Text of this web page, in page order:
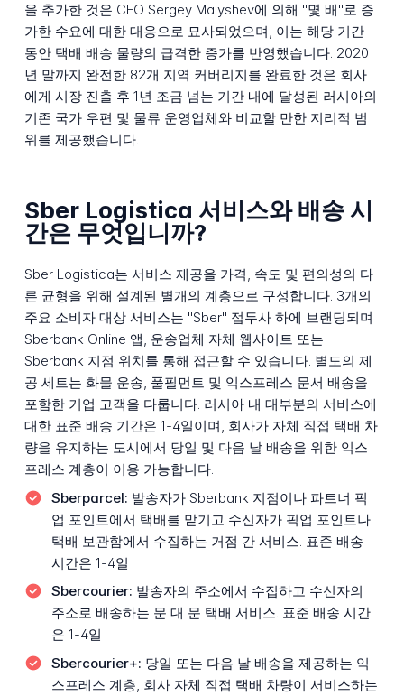
을 추가한 것은 CEO Sergey Malyshev에 의해 "몇 배"로 증
가한 수요에 대한 대응으로 묘사되었으며, 이는 해당 기간
동안 택배 배송 물량의 급격한 증가를 반영했습니다. 2020
년 말까지 완전한 82개 지역 커버리지를 완료한 것은 회사
에게 시장 진출 후 1년 조금 넘는 기간 내에 달성된 러시아의
기존 국가 우편 및 물류 운영업체와 비교할 만한 지리적 범
위를 제공했습니다.
Sber Logistica 서비스와 배송 시
간은 무엇입니까?
Sber Logistica는 서비스 제공을 가격, 속도 및 편의성의 다
른 균형을 위해 설계된 별개의 계층으로 구성합니다. 3개의
주요 소비자 대상 서비스는 "Sber" 접두사 하에 브랜딩되며
Sberbank Online 앱, 운송업체 자체 웹사이트 또는
Sberbank 지점 위치를 통해 접근할 수 있습니다. 별도의 제
공 세트는 화물 운송, 풀필먼트 및 익스프레스 문서 배송을
포함한 기업 고객을 다룹니다. 러시아 내 대부분의 서비스에
대한 표준 배송 기간은 1-4일이며, 회사가 자체 직접 택배 차
량을 유지하는 도시에서 당일 및 다음 날 배송을 위한 익스
프레스 계층이 이용 가능합니다.
Sberparcel: 발송자가 Sberbank 지점이나 파트너 픽
업 포인트에서 택배를 맡기고 수신자가 픽업 포인트나
택배 보관함에서 수집하는 거점 간 서비스. 표준 배송
시간은 1-4일
Sbercourier: 발송자의 주소에서 수집하고 수신자의
주소로 배송하는 문 대 문 택배 서비스. 표준 배송 시간
은 1-4일
Sbercourier+: 당일 또는 다음 날 배송을 제공하는 익
스프레스 계층, 회사 자체 직접 택배 차량이 서비스하는